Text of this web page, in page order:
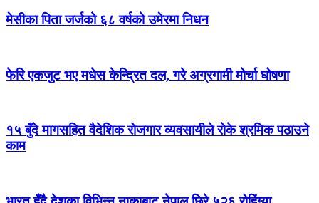
मेसीका पिता जर्जको ६८ वर्षको उमेरमा निधन
फेरि एकजुट भए मधेस केन्द्रित दल, गरे अग्रगामी मोर्चा घोषणा
१५ बुँदे मागसहित वैदेशिक रोजगार व्यवसायीले रोके श्रमिक पठाउने
काम